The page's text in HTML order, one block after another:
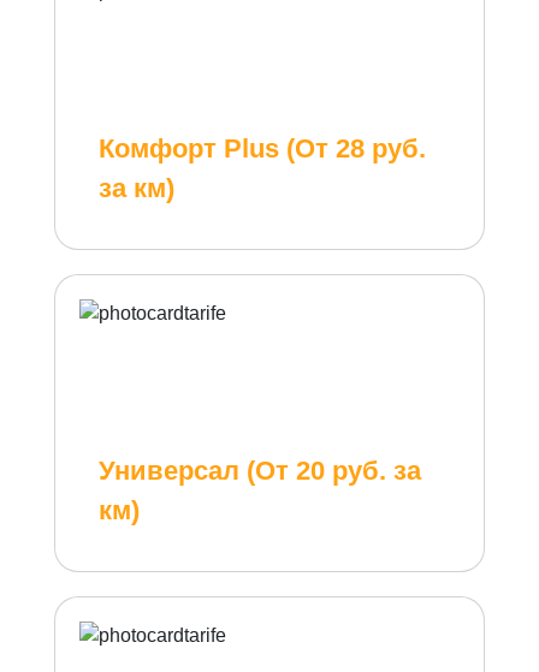
Комфорт Plus (От 28 руб.
за км)
Универсал (От 20 руб. за
км)